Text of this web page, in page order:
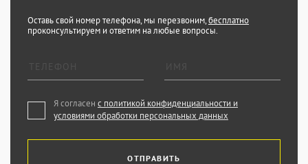
Оставь свой номер телефона, мы перезвоним,бесплатно
проконсультируем и ответим на любые вопросы.
Я согласен с политикой конфиденциальности и
условиями обработки персональных данных
ОТПРАВИТЬ